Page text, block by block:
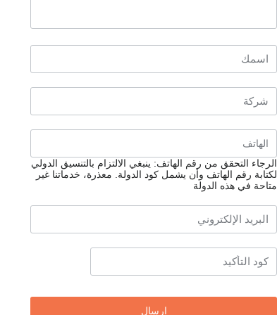
الرجاء التحقق من رقم الهاتف: ينبغي الالتزام بالتنسيق الدولي
لكتابة رقم الهاتف وأن يشمل كود الدولة.
معذرة، خدماتنا غير
متاحة في هذه الدولة